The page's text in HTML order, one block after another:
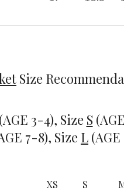
Size
(AGE 3-4), Size S
7-8), Size L
XS S